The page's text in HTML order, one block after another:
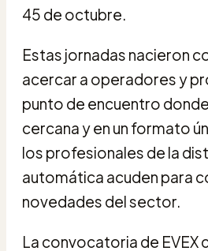
45 de octubre.
Estas jornadas nacieron
acercar a operadores y
punto de encuentro
cercana y en un formato
los profesionales de la
automática acuden para
novedades del sector.
La convocatoria de EVEX